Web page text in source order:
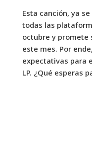
Esta canción, ya
todas las
octubre y promete
este mes. Por
expectativas para
LP. ¿Qué esperas